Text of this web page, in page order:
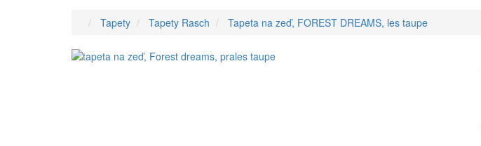
Tapety Tapety Rasch Tapeta na zeď, FOREST DREAMS, les taupe